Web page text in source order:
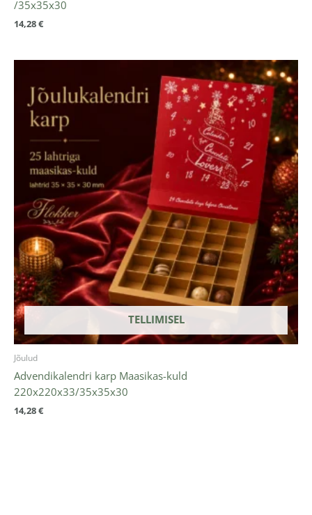
/35x35x30
14,28€
TELLIMISEL
Jõulud
Advendikalendri karp Maasikas-kuld
220x220x33/35x35x30
14,28€